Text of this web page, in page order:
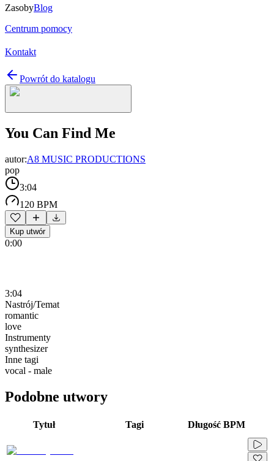
ZasobyBlog
Centrum pomocy
Kontakt
Powrót do katalogu
You Can Find Me
autor:A8 MUSIC PRODUCTIONS
pop
3:04
120 BPM
Kup utwór
0:00
3:04
Nastrój/Temat
romantic
love
Instrumenty
synthesizer
Inne tagi
vocal - male
Podobne utwory
Tytuł Tagi Długość BPM